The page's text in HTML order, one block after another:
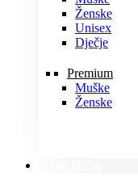
Ženske
Unisex
Dječje
Premium
Muške
Ženske